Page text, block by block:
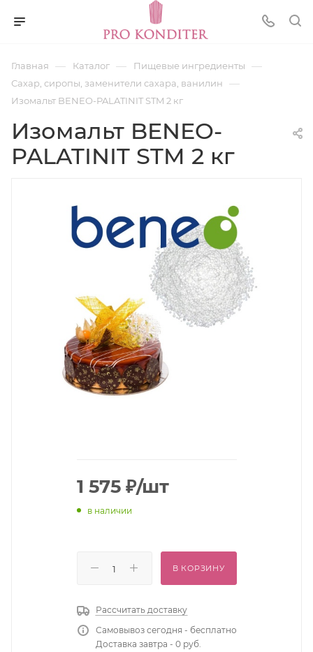
Главная — Каталог — Пищевые ингредиенты —
Сахар, сиропы, заменители сахара, ванилин —
Изомальт BENEO-PALATINIT STM 2 кг
Изомальт BENEO-
PALATINIT STM 2 кг
1 575₽/шт
в наличии
В КОРЗИНУ
Рассчитать доставку
Самовывоз сегодня - бесплатно
Доставка завтра - 0 руб.